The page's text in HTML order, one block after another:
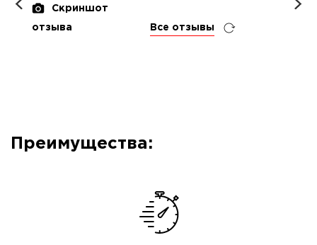
Скриншот
отзыва Все отзывы
Преимущества: